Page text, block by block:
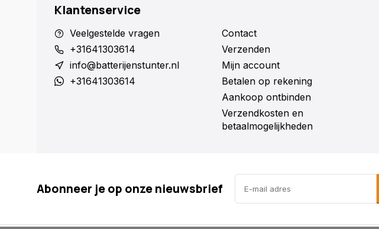
Klantenservice
Veelgestelde vragen
+31641303614
info@batterijenstunter.nl
+31641303614
Contact
Verzenden
Mijn account
Betalen op rekening
Aankoop ontbinden
Verzendkosten en
betaalmogelijkheden
Abonneer je op onze nieuwsbrief